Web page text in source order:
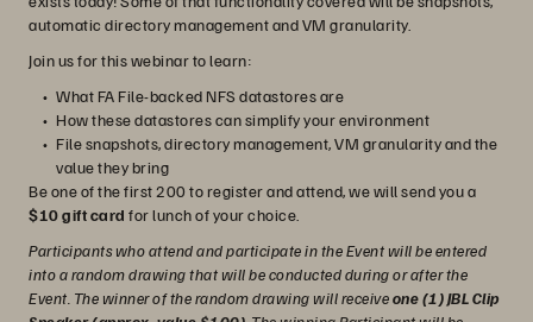
automatic directory management and VM granularity.
Join us for this webinar to learn:
What FA File-backed NFS datastores are
How these datastores can simplify your environment
File snapshots, directory management, VM granularity and the
value they bring
Be one of the first 200 to register and attend, we will send you a
$10 gift card for lunch of your choice.
Participants who attend and participate in the Event will be entered
into a random drawing that will be conducted during or after the
Event. The winner of the random drawing will receiveone (1) JBL Clip